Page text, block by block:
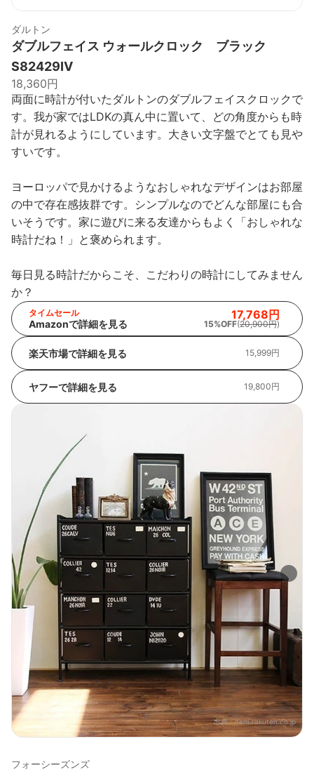
ダルトン
ダブルフェイス ウォールクロック ブラック
S82429IV
18,360円
両面に時計が付いたダルトンのダブルフェイスクロックで
す。我が家ではLDKの真ん中に置いて、どの角度からも時
計が見れるようにしています。大きい文字盤でとても見や
すいです。
ヨーロッパで見かけるようなおしゃれなデザインはお部屋
の中で存在感抜群です。シンプルなのでどんな部屋にも合
いそうです。家に遊びに来る友達からもよく「おしゃれな
時計だね！」と褒められます。
毎日見る時計だからこそ、こだわりの時計にしてみません
か？
タイムセール
Amazonで詳細を見る
17,768円
15%OFF(20,900円)
楽天市場で詳細を見る 15,999円
ヤフーで詳細を見る 19,800円
出典：item.rakuten.co.jp
フォーシーズンズ